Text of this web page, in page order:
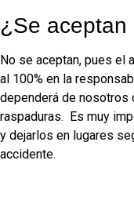
¿Se aceptan
No se aceptan, pues el
al 100% en la
dependerá de nosotros
raspaduras. Es muy
y dejarlos en lugares
accidente.